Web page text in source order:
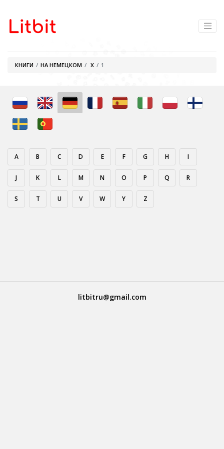
КНИГИ НА НЕМЕЦКОМ X 1
A B C D E F G H I
J K L M N O P Q R
S T U V W Y Z
litbitru@gmail.com